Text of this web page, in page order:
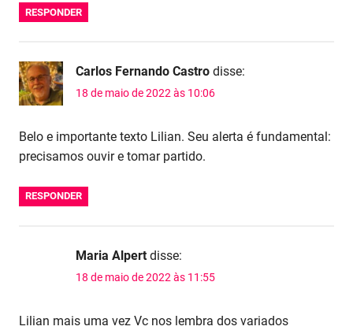
RESPONDER
Carlos Fernando Castro disse:
18 de maio de 2022 às 10:06
Belo e importante texto Lilian. Seu alerta é fundamental:
precisamos ouvir e tomar partido.
RESPONDER
Maria Alpert disse:
18 de maio de 2022 às 11:55
Lilian mais uma vez Vc nos lembra dos variados